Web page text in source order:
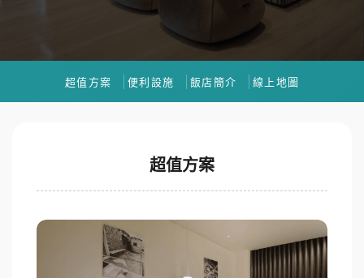
超值方案 便利設施 飯店簡介 線上地圖
超值方案